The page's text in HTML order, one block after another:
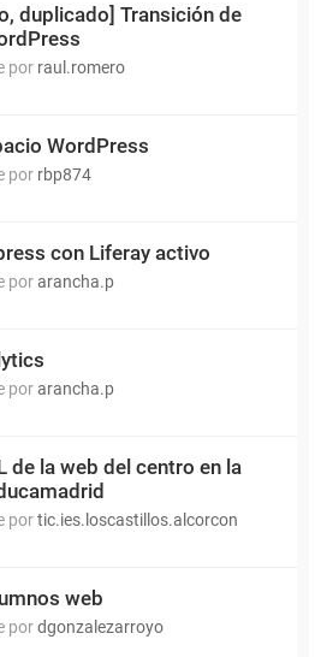
duplicado] Transición de
por raul.romero
WordPress
por rbp874
con Liferay activo
porarancha.p
porarancha.p
de la web del centro en la
portic.ies.loscastillos.alcorcon
web
pordgonzalezarroyo